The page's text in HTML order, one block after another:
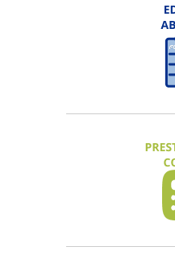
EDITAL FAPES
ECONOMIA
Inscrições em
EDITAL FAPES
INOVAÇÃO E